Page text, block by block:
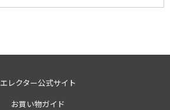
エレクター公式サイト
お買い物ガイド